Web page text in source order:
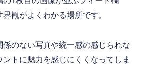
観がよくわかる場所です。
のない写真や統一感の感じられな
トに魅力を感じにくくなってしま